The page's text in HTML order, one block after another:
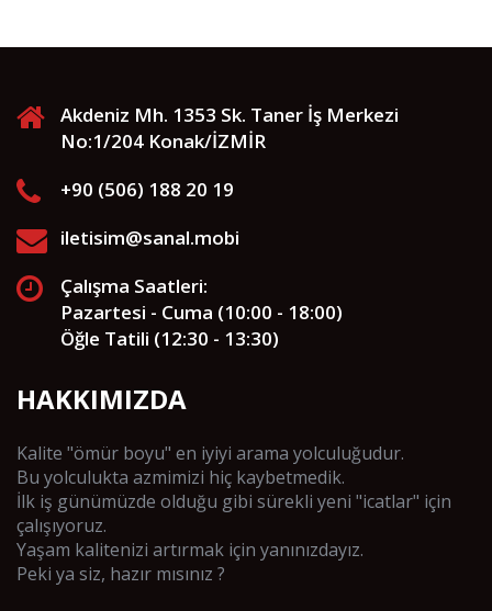
Akdeniz Mh. 1353 Sk. Taner İş Merkezi
No:1/204 Konak/İZMİR
+90 (506) 188 20 19
iletisim@sanal.mobi
Çalışma Saatleri:
Pazartesi - Cuma (10:00 - 18:00)
Öğle Tatili (12:30 - 13:30)
HAKKIMIZDA
Kalite "ömür boyu" en iyiyi arama yolculuğudur.
Bu yolculukta azmimizi hiç kaybetmedik.
İlk iş günümüzde olduğu gibi sürekli yeni "icatlar" için
çalışıyoruz.
Yaşam kalitenizi artırmak için yanınızdayız.
Peki ya siz, hazır mısınız ?